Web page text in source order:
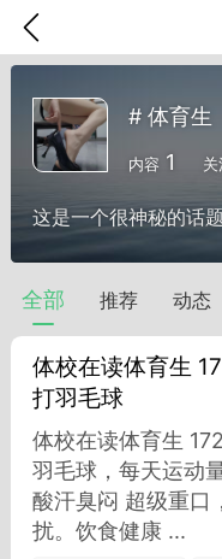
味”的小姐
# 体育生
内容 1 关
这是一个很神秘的话
全部 推荐 动态
体校在读体育生
打羽毛球
体校在读体育生
羽毛球，每天运动
酸汗臭闷 超级重口
扰。饮食健康 ...